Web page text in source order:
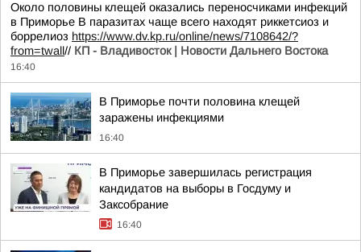
Около половины клещей оказались переносчиками инфекций
в Приморье В паразитах чаще всего находят риккетсиоз и
боррелиоз https://www.dv.kp.ru/online/news/7108642/?
from=twall// КП - Владивосток | Новости Дальнего Востока
16:40
В Приморье почти половина клещей
заражены инфекциями
16:40
В Приморье завершилась регистрация
кандидатов на выборы в Госдуму и
Заксобрание
16:40